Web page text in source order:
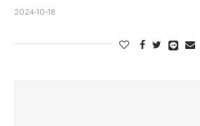
2024-10-18